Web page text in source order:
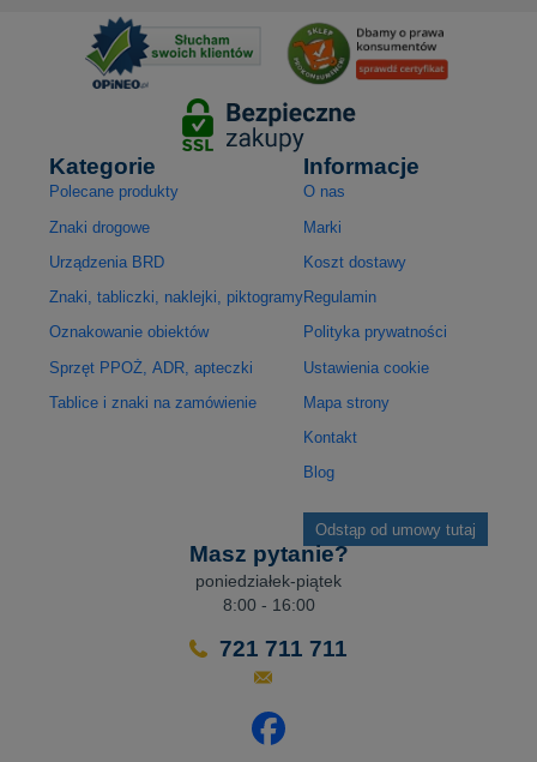
Kategorie
Polecane produkty
Znaki drogowe
Urządzenia BRD
Znaki, tabliczki, naklejki, piktogramy
Oznakowanie obiektów
Sprzęt PPOŻ, ADR, apteczki
Tablice i znaki na zamówienie
Informacje
O nas
Marki
Koszt dostawy
Regulamin
Polityka prywatności
Ustawienia cookie
Mapa strony
Kontakt
Blog
Odstąp od umowy tutaj
Masz pytanie?
poniedziałek-piątek
8:00 - 16:00
721 711 711
Odwiedź nasz profil na